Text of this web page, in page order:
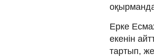
Ерке
екенін
тартып,